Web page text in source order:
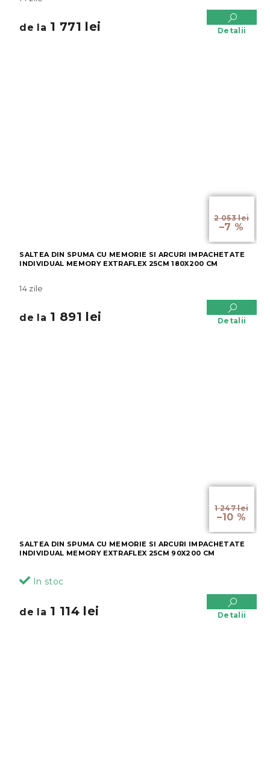
de la 1 771 lei Detalii
2 053 lei
–7 %
SALTEA DIN SPUMA CU MEMORIE SI ARCURI IMPACHETATE
INDIVIDUAL MEMORY EXTRAFLEX 25CM 180X200 CM
14 zile
de la 1 891 lei Detalii
1 247 lei
–10 %
SALTEA DIN SPUMA CU MEMORIE SI ARCURI IMPACHETATE
INDIVIDUAL MEMORY EXTRAFLEX 25CM 90X200 CM
In stoc
de la 1 114 lei Detalii